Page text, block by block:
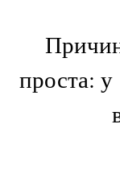
проста: у